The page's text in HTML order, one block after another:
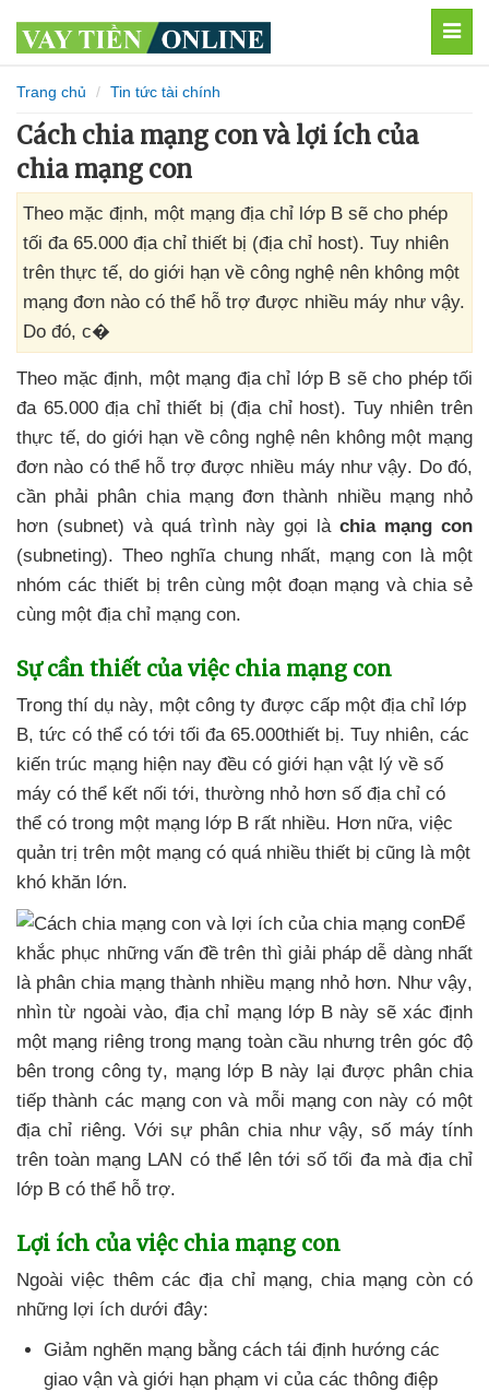
Trang chủ Tin tức tài chính
Cách chia mạng con và lợi ích của
chia mạng con
Theo mặc định, một mạng địa chỉ lớp B sẽ cho phép
tối đa 65.000 địa chỉ thiết bị (địa chỉ host). Tuy nhiên
trên thực tế, do giới hạn về công nghệ nên không một
mạng đơn nào có thể hỗ trợ được nhiều máy như vậy.
Do đó, c�
Theo mặc định, một mạng địa chỉ lớp B sẽ cho phép tối
đa 65.000 địa chỉ thiết bị (địa chỉ host). Tuy nhiên trên
thực tế, do giới hạn về công nghệ nên không một mạng
đơn nào có thể hỗ trợđược nhiều máy như vậy. Do đó,
cần phải phân chia mạng đơn thành nhiều mạng nhỏ
hơn (subnet) và quá trình này gọi là chia mạng con
(subneting). Theo nghĩa chung nhất, mạng con là một
nhómcác thiết bị trên cùng một đoạn mạng và chia sẻ
cùng một địa chỉ mạng con.
Sự cần thiết của việc chia mạng con
Trong thí dụ này, một công ty được cấp một địa chỉ lớp
B, tức có thể có tới tối đa 65.000thiết bị. Tuy nhiên, các
kiến trúc mạng hiện nay đều có giới hạn vật lý về số
máy có thể kết nối tới, thường nhỏ hơn số địa chỉ có
thể có trong một mạng lớp B rất nhiều. Hơn nữa, việc
quản trị trên một mạng có quá nhiều thiết bị cũng là một
khó khăn lớn.
Để
khắc phục những vấn đề trên thì giải pháp dễ dàng nhất
là phân chia mạng thành nhiều mạng nhỏ hơn. Như vậy,
nhìn từ ngoài vào, địa chỉ mạng lớp B này sẽ xác định
một mạng riêng trong mạng toàn cầu nhưng trên góc độ
bên trong công ty, mạng lớp B này lạiđược phân chia
tiếp thành các mạng convà mỗi mạng con này có một
địa chỉ riêng. Với sự phân chia như vậy, số máy tính
trên toàn mạng LAN có thể lên tới số tối đa mà địa chỉ
lớp B có thể hỗ trợ.
Lợi ích của việc chia mạng con
Ngoài việc thêm các địa chỉ mạng, chia mạng còn có
những lợi ích dưới đây:
Giảm nghẽn mạng bằng cách tái định hướng các
giao vận và giới hạn phạm vi của các thông điệp